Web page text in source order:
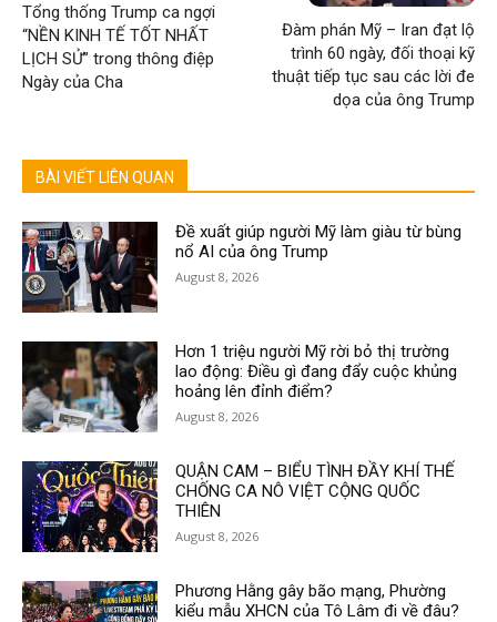
Tổng thống Trump ca ngợi
“NỀN KINH TẾ TỐT NHẤT
LỊCH SỬ” trong thông điệp
Ngày của Cha
Đàm phán Mỹ – Iran đạt lộ
trình 60 ngày, đối thoại kỹ
thuật tiếp tục sau các lời đe
dọa của ông Trump
BÀI VIẾT LIÊN QUAN
Đề xuất giúp người Mỹ làm giàu từ bùng
nổ AI của ông Trump
August 8, 2026
Hơn 1 triệu người Mỹ rời bỏ thị trường
lao động: Điều gì đang đẩy cuộc khủng
hoảng lên đỉnh điểm?
August 8, 2026
QUẬN CAM – BIỂU TÌNH ĐẦY KHÍ THẾ
CHỐNG CA NÔ VIỆT CỘNG QUỐC
THIÊN
August 8, 2026
Phương Hằng gây bão mạng, Phường
kiểu mẫu XHCN của Tô Lâm đi về đâu?